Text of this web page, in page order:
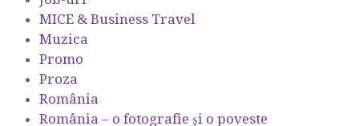
MICE & Business Travel
Muzica
Promo
Proza
România
România – o fotografie şi o poveste